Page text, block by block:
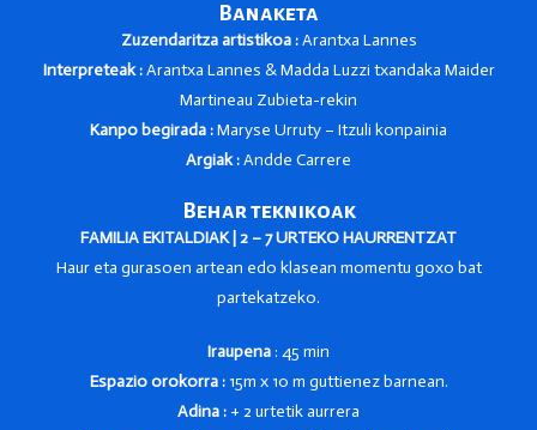
Banaketa
Zuzendaritza artistikoa :Arantxa Lannes
Interpreteak :Arantxa Lannes & Madda Luzzi txandaka Maider
Martineau Zubieta-rekin
Kanpo begirada :Maryse Urruty – Itzuli konpainia
Argiak :Andde Carrere
Behar teknikoak
FAMILIA EKITALDIAK | 2 – 7 URTEKO HAURRENTZAT
Haur eta gurasoen artean edo klasean momentu goxo bat
partekatzeko.
Iraupena : 45 min
Espazio orokorra :15m x 10 m guttienez barnean.
Adina : + 2 urtetik aurrera